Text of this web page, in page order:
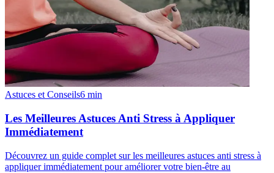
Astuces et Conseils6 min
Les Meilleures Astuces Anti Stress à Appliquer
Immédiatement
Découvrez un guide complet sur les meilleures astuces anti stress à
appliquer immédiatement pour améliorer votre bien-être au